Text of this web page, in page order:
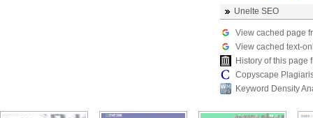
Unelte SEO
View cached page
View cached text-
History of this page
Copyscape
Keyword Density